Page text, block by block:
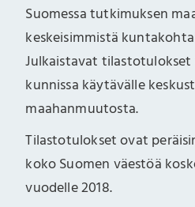
Suomessa tutkimuksen
keskeisimmistä
Julkaistavat
kunnissa käytävälle
maahanmuutosta.
Tilastotulokset ovat
koko Suomen väestöä
vuodelle 2018.